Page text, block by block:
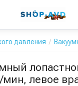
давления
мин, левое